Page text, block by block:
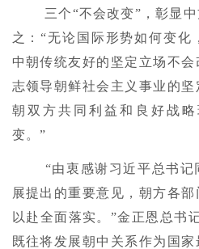
三个“不会改变”，彰显
之：“无论国际形势如何变化
中朝传统友好的坚定立场不
志领导朝鲜社会主义事业的
朝双方共同利益和良好战
变。”
“由衷感谢习近平总书
展提出的重要意见，朝方各
以赴全面落实。”金正恩总书
既往将发展朝中关系作为国家